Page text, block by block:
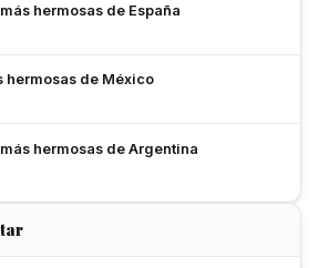
hermosas de España
hermosas de México
hermosas de Argentina